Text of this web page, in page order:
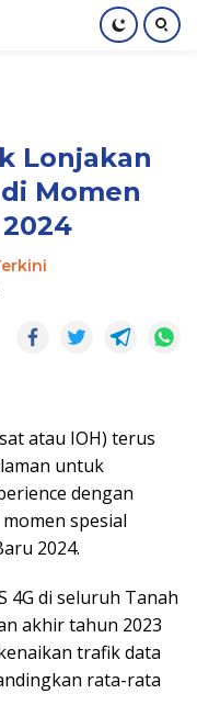
Lonjakan
Momen
atau IOH) terus
untuk
dengan
spesial
2024.
4G di seluruh Tanah
akhir tahun 2023
trafik data
rata-rata